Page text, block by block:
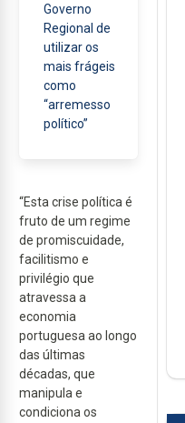
Governo
Regional de
utilizar os
mais frágeis
como
“arremesso
político”
“Esta crise política é
fruto de um regime
de promiscuidade,
facilitismo e
privilégio que
atravessa a
economia
portuguesa ao longo
das últimas
décadas, que
manipula e
condiciona os